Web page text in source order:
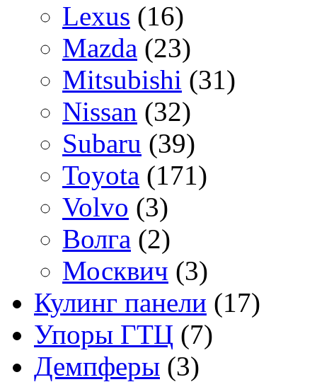
Lexus (16)
Mazda (23)
Mitsubishi (31)
Nissan (32)
Subaru (39)
Toyota (171)
Volvo (3)
Волга (2)
Москвич (3)
Кулинг панели (17)
Упоры ГТЦ (7)
Демпферы (3)